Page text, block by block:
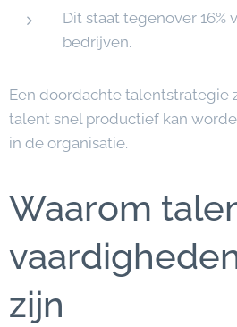
Dit staat tegenover 16%
bedrijven.
Een doordachte talentstrategie
talent snel productief kan
in de organisatie.
Waarom
zijn